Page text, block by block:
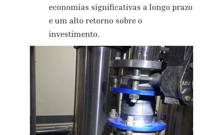
economias significativas a longo prazo
e um alto retorno sobre o
investimento.